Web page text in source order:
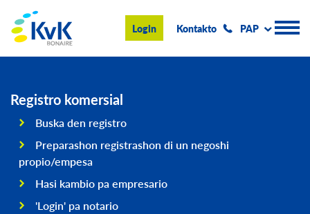
KvK Bonaire
Login Kontakto PAP
Registro Komersial
Konseho i informashon
Hasi negoshi na Boneiru
Tokante nos
Registro komersial
Buska den registro
Preparashon registrashon di un negoshi
propio/empesa
Hasi kambio pa empresario
'Login' pa notario